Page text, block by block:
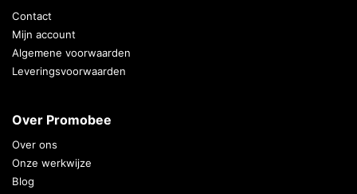
Contact
Mijn account
Algemene voorwaarden
Leveringsvoorwaarden
Over Promobee
Over ons
Onze werkwijze
Blog